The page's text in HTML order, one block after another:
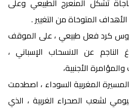
تشكل المنعرج الطبيعي وعلى
المتوخاة من التغيير .
كرد فعل طبيعي ، على الموقف
الناجم عن الانسحاب الإسباني ،
الأجنبية،
المغربية السوداء ، اصطدمت
لشعب الصحراء الغربية ، الذي